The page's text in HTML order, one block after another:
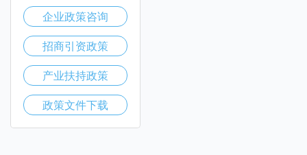
企业政策咨询
招商引资政策
产业扶持政策
政策文件下载